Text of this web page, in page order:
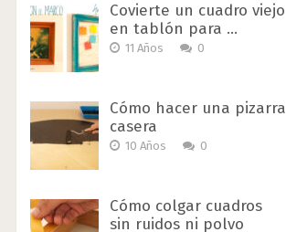
Covierte un cuadro viejo
en tablón para …
11 Años 0
Cómo hacer una pizarra
casera
10 Años 0
Cómo colgar cuadros
sin ruidos ni polvo